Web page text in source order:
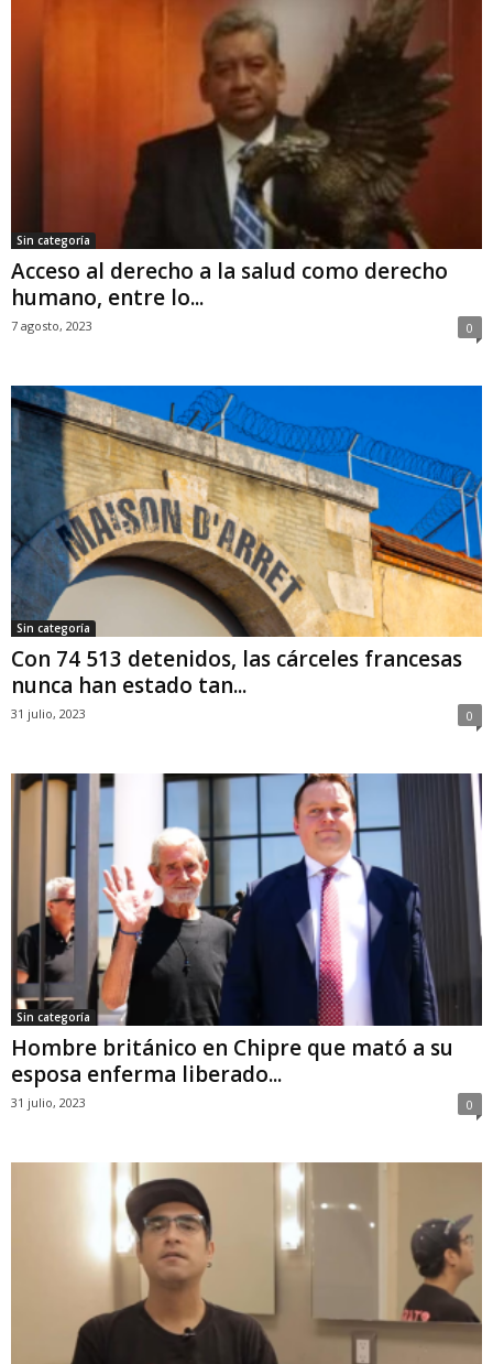
Sin categoría
Acceso al derecho a la salud como derecho
humano, entre lo...
7 agosto, 2023 0
Sin categoría
Con 74 513 detenidos, las cárceles francesas
nunca han estado tan...
31 julio, 2023 0
Sin categoría
Hombre británico en Chipre que mató a su
esposa enferma liberado...
31 julio, 2023 0